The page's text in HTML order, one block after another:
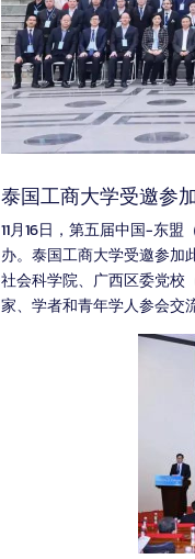
泰国工商大学受邀参
11月16日，第五届中国-东
办。泰国工商大学受邀参加
社会科学院、广西区委党校
家、学者和青年学人参会交